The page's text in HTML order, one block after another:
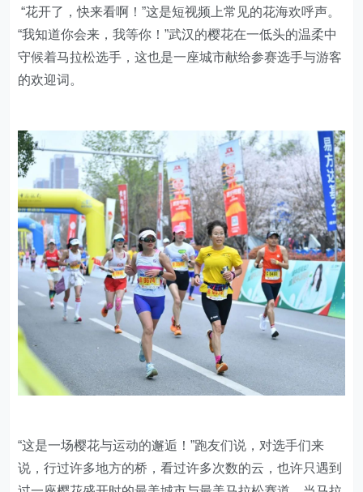
“花开了，快来看啊！”这是短视频上常见的花海欢呼声。
“我知道你会来，我等你！”武汉的樱花在一低头的温柔中
守候着马拉松选手，这也是一座城市献给参赛选手与游客
的欢迎词。
“这是一场樱花与运动的邂逅！”跑友们说，对选手们来
说，行过许多地方的桥，看过许多次数的云，也许只遇到